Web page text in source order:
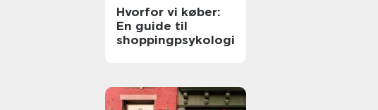
Hvorfor vi køber:
En guide til
shoppingpsykologi